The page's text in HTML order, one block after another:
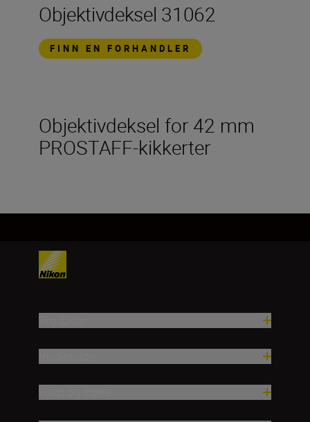
Objektivdeksel 31062
FINN EN FORHANDLER
Objektivdeksel for 42 mm
PROSTAFF-kikkerter